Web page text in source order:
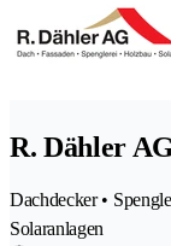
R. Dähler
Dachdecker •
Solaranlagen